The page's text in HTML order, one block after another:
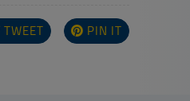
TWEET PIN IT